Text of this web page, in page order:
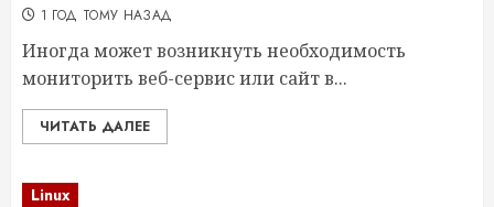
1 ГОД ТОМУ НАЗАД
Иногда может возникнуть необходимость
мониторить веб-сервис или сайт в...
ЧИТАТЬ ДАЛЕЕ
Linux